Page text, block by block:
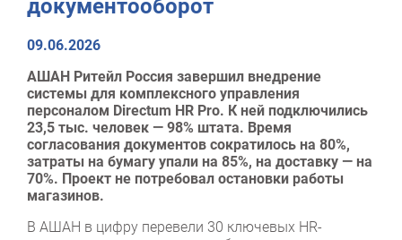
документооборот
09.06.2026
АШАН Ритейл Россия завершил внедрение
системы для комплексного управления
персоналом Directum HR Pro. К ней подключились
23,5 тыс. человек — 98% штата. Время
согласования документов сократилось на 80%,
затраты на бумагу упали на 85%, на доставку — на
70%. Проект не потребовал остановки работы
магазинов.
В АШАН в цифру перевели 30 ключевых HR-